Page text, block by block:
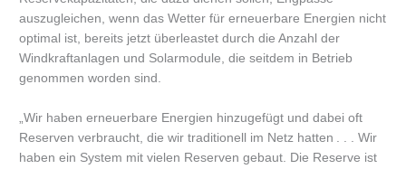
auszugleichen, wenn das Wetter für erneuerbare Energien nicht
optimal ist, bereits jetzt überleastet durch die Anzahl der
Windkraftanlagen und Solarmodule, die seitdem in Betrieb
genommen worden sind.
„Wir haben erneuerbare Energien hinzugefügt und dabei oft
Reserven verbraucht, die wir traditionell im Netz hatten . . . Wir
haben ein System mit vielen Reserven gebaut. Die Reserve ist